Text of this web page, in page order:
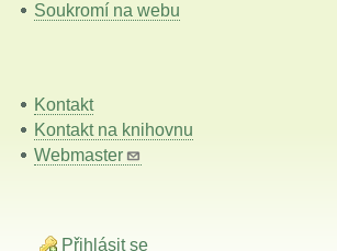
Soukromí na webu
Kontakt
Kontakt na knihovnu
Webmaster
Přihlásit se